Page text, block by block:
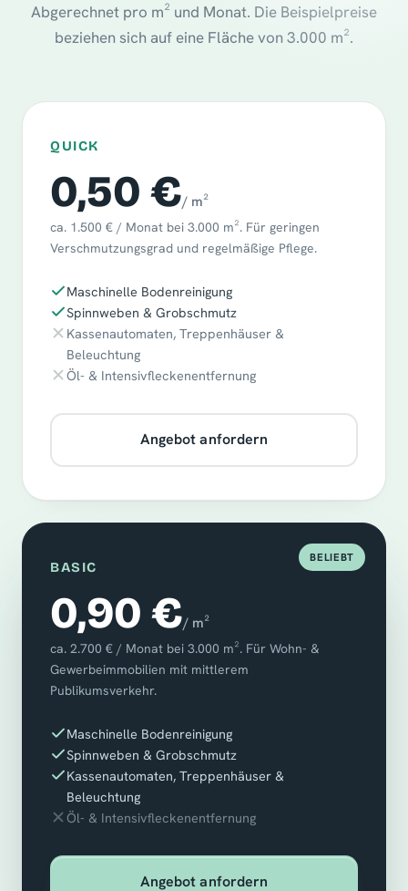
Abgerechnet pro m² und Monat. Die Beispielpreise
beziehen sich auf eine Fläche von 3.000 m².
QUICK
0,50 €/ m²
ca. 1.500 € / Monat bei 3.000 m². Für geringen
Verschmutzungsgrad und regelmäßige Pflege.
Maschinelle Bodenreinigung
Spinnweben & Grobschmutz
Kassenautomaten, Treppenhäuser &
Beleuchtung
Öl- & Intensivfleckenentfernung
Angebot anfordern
BELIEBT
BASIC
0,90 €/ m²
ca. 2.700 € / Monat bei 3.000 m². Für Wohn- &
Gewerbeimmobilien mit mittlerem
Publikumsverkehr.
Maschinelle Bodenreinigung
Spinnweben & Grobschmutz
Kassenautomaten, Treppenhäuser &
Beleuchtung
Öl- & Intensivfleckenentfernung
Angebot anfordern